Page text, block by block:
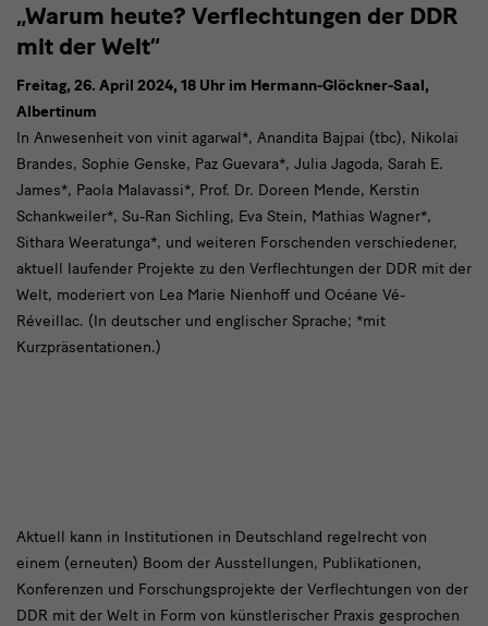
„Warum heute? Verflechtungen der DDR
mit der Welt“
Freitag, 26. April 2024, 18 Uhr im Hermann-Glöckner-Saal,
Albertinum
In Anwesenheit von vinit agarwal*, Anandita Bajpai (tbc), Nikolai
Brandes, Sophie Genske, Paz Guevara*, Julia Jagoda, Sarah E.
James*, Paola Malavassi*, Prof. Dr. Doreen Mende, Kerstin
Schankweiler*, Su-Ran Sichling, Eva Stein, Mathias Wagner*,
Sithara Weeratunga*, und weiteren Forschenden verschiedener,
aktuell laufender Projekte zu den Verflechtungen der DDR mit der
Welt, moderiert von Lea Marie Nienhoff und Océane Vé-
Réveillac. (In deutscher und englischer Sprache; *mit
Kurzpräsentationen.)
Netzwerktreffen
Aktuell kann in Institutionen in Deutschland regelrecht von
einem (erneuten) Boom der Ausstellungen, Publikationen,
Konferenzen und Forschungsprojekte der Verflechtungen von der
DDR mit der Welt in Form von künstlerischer Praxis gesprochen